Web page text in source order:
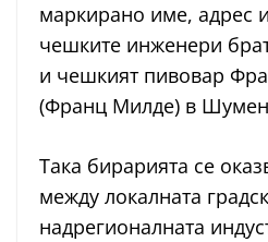
маркирано име, адрес
чешките инженери
и чешкият пивовар
(Франц Милде) в
Така бирарията се
между локалната
надрегионалната